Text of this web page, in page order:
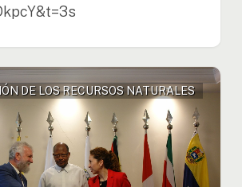
DE LOS RECURSOS NATURALES